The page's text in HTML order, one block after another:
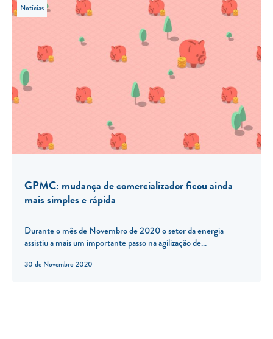
30 de Novembro 2020
Notícias
GPMC: mudança de comercializador ficou ainda
mais simples e rápida
Durante o mês de Novembro de 2020 o setor da energia
assistiu a mais um importante passo na agilização de...